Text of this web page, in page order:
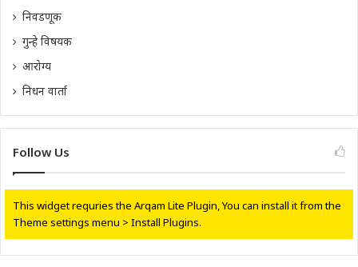
निवडणूक
गुन्हे विषयक
आरोग्य
निधन वार्ता
Follow Us
This widget requries the Arqam Lite Plugin, You can install it from the
Theme settings menu > Install Plugins.